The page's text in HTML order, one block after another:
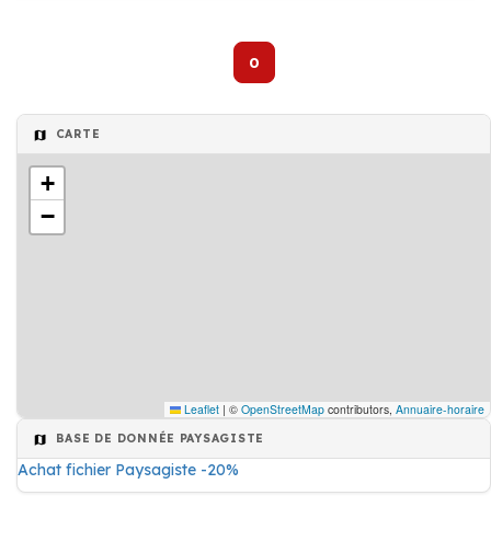
0
CARTE
+
−
Leaflet | © OpenStreetMap contributors, Annuaire-horaire
BASE DE DONNÉE PAYSAGISTE
Achat fichier Paysagiste -20%